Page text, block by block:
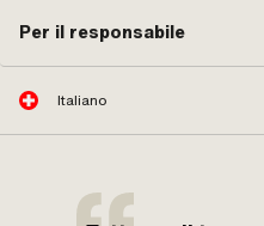
Per il responsabile
Italiano